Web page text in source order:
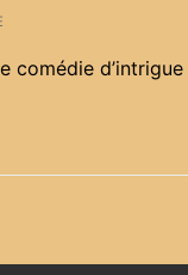
comédie